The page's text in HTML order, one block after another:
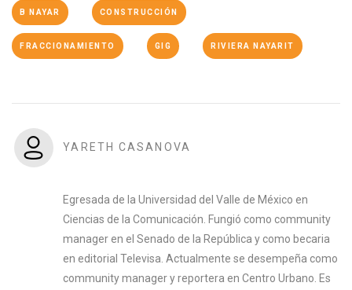
B NAYAR CONSTRUCCIÓN
FRACCIONAMIENTO GIG RIVIERA NAYARIT
YARETH CASANOVA
Egresada de la Universidad del Valle de México en
Ciencias de la Comunicación. Fungió como community
manager en el Senado de la República y como becaria
en editorial Televisa. Actualmente se desempeña como
community manager y reportera en Centro Urbano. Es